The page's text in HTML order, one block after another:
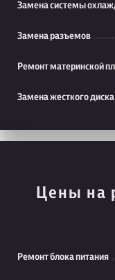
Замена системы
Замена разъемов
Ремонт материнской
Замена жесткого диска
Цены на
Ремонт блока питания